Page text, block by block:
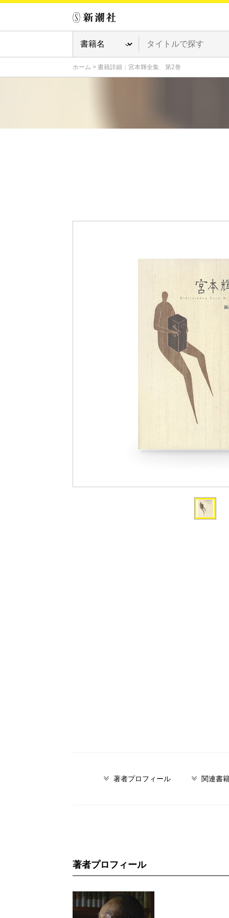
ホーム > 書籍詳細：宮本輝全集 第2巻
著者プロフィール 関連書
著者プロフィール